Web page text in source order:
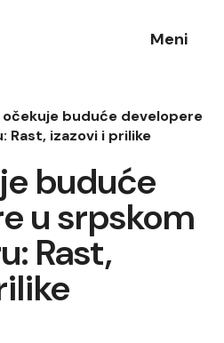
Meni
očekuje buduće developere
Rast, izazovi i prilike
buduće
u srpskom
Rast,